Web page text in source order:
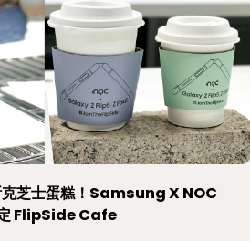
克芝士蛋糕！Samsung X NOC
FlipSide Cafe